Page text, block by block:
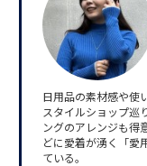
日用品の素材感や使
スタイルショップ巡
ングのアレンジも得
どに愛着が湧く「愛
ている。